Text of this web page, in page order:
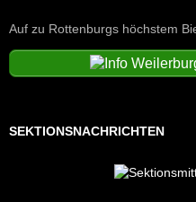
Auf zu Rottenburgs höchstem
SEKTIONSNACHRICHTEN